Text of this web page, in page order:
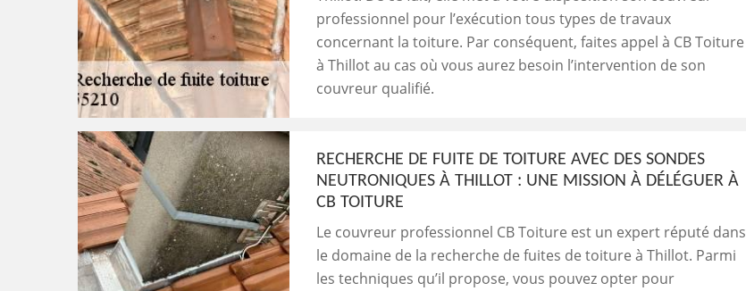
professionnel pour l’exécution tous types de travaux
concernant la toiture. Par conséquent, faites appel à CB Toiture
à Thillot au cas où vous aurez besoin l’intervention de son
couvreur qualifié.
RECHERCHE DE FUITE DE TOITURE AVEC DES SONDES
NEUTRONIQUES À THILLOT : UNE MISSION À DÉLÉGUER À
CB TOITURE
Le couvreur professionnel CB Toiture est un expert réputé dans
le domaine de la recherche de fuites de toiture à Thillot. Parmi
les techniques qu’il propose, vous pouvez opter pour